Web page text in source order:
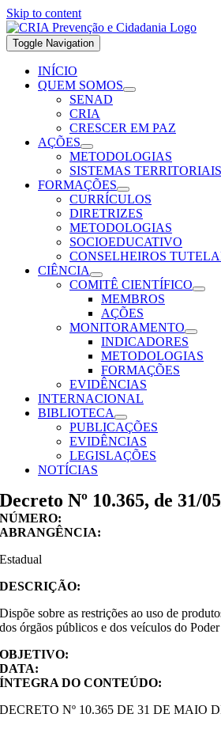
Skip to content
Toggle Navigation
INÍCIO
QUEM SOMOS
SENAD
CRIA
CRESCER EM PAZ
AÇÕES
METODOLOGIAS
SISTEMAS TERRITORIAIS
FORMAÇÕES
CURRÍCULOS
DIRETRIZES
METODOLOGIAS
SOCIOEDUCATIVO
CONSELHEIROS
CIÊNCIA
COMITÊ CIENTÍFICO
MEMBROS
AÇÕES
MONITORAMENTO
INDICADORES
METODOLOGIAS
FORMAÇÕES
EVIDÊNCIAS
INTERNACIONAL
BIBLIOTECA
PUBLICAÇÕES
EVIDÊNCIAS
LEGISLAÇÕES
NOTÍCIAS
Decreto Nº 10.365, de 31/
NÚMERO:
ABRANGÊNCIA:
Estadual
DESCRIÇÃO:
Dispõe sobre as restrições ao uso de
dos órgãos públicos e dos veículos do
OBJETIVO:
DATA:
ÍNTEGRA DO CONTEÚDO:
DECRETO Nº 10.365 DE 31 DE MAIO